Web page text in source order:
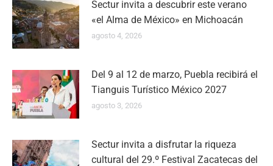
Sectur invita a descubrir este verano
«el Alma de México» en Michoacán
agosto 4, 2026
Del 9 al 12 de marzo, Puebla recibirá el
Tianguis Turístico México 2027
agosto 3, 2026
Sectur invita a disfrutar la riqueza
cultural del 29.º Festival Zacatecas del